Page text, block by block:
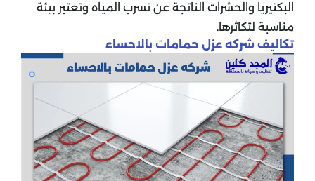
البكتيريا والحشرات الناتجة عن تسرب المياه وتعتبر بيئة
مناسبة لتكاثرها.
تكاليف شركه عزل حمامات بالاحساء